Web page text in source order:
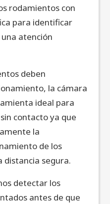
rodamientos con
para identificar
atención
deben
la cámara
ideal para
contacto ya que
la
de los
distancia segura.
detectar los
antes de que